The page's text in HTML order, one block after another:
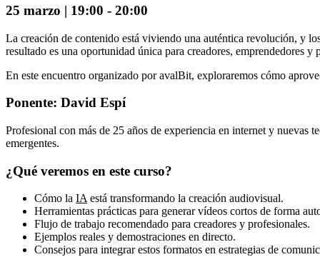
25 marzo | 19:00 - 20:00
La creación de contenido está viviendo una auténtica revolución, y
resultado es una oportunidad única para creadores, emprendedores y
En este encuentro organizado por avalBit, exploraremos cómo
Ponente: David Espí
Profesional con más de 25 años de experiencia en internet y
emergentes.
¿Qué veremos en este curso?
Cómo la IAestá transformando la creación audiovisual.
Herramientas prácticas para generar vídeos cortos de forma
Flujo de trabajo recomendado para creadores y profesionales.
Ejemplos reales y demostraciones en directo.
Consejos para integrar estos formatos en estrategias de